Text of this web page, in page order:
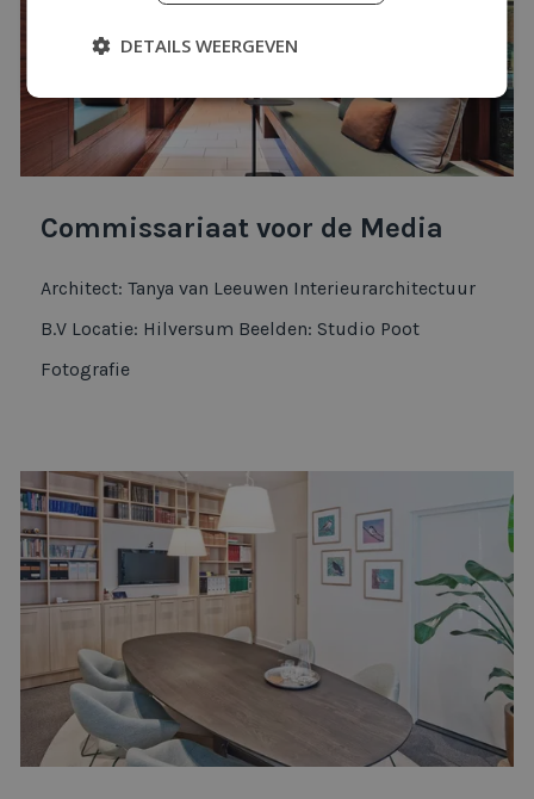
Commissariaat voor de Media
Architect: Tanya van Leeuwen Interieurarchitectuur
B.V Locatie: Hilversum Beelden: Studio Poot
Fotografie
DETAILS WEERGEVEN